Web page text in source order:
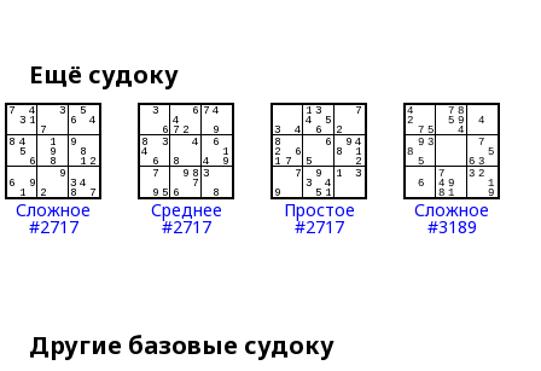
Ещё судоку
Сложное
#2717
Среднее
#2717
Простое
#2717
Сложное
#3189
Другие базовые судоку